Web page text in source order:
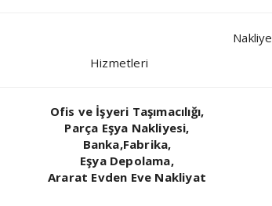
Hizmetleri
Ofis ve İşyeri Taşımacılığı,
Parça Eşya Nakliyesi,
Banka,Fabrika,
Eşya Depolama,
Ararat Evden Eve Nakliyat